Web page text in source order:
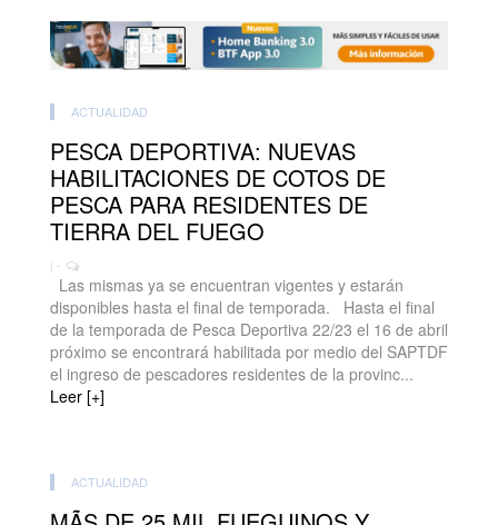
ACTUALIDAD
PESCA DEPORTIVA: NUEVAS
HABILITACIONES DE COTOS DE
PESCA PARA RESIDENTES DE
TIERRA DEL FUEGO
| -
Las mismas ya se encuentran vigentes y estarán
disponibles hasta el final de temporada. Hasta el final
de la temporada de Pesca Deportiva 22/23 el 16 de abril
próximo se encontrará habilitada por medio del SAPTDF
el ingreso de pescadores residentes de la provinc...
Leer [+]
ACTUALIDAD